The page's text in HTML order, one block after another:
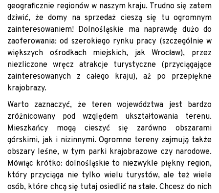
geograficznie regionów w naszym kraju. Trudno się zatem
dziwić, że domy na sprzedaż cieszą się tu ogromnym
zainteresowaniem! Dolnośląskie ma naprawdę dużo do
zaoferowania: od szerokiego rynku pracy (szczególnie w
większych ośrodkach miejskich, jak Wrocław), przez
niezliczone wręcz atrakcje turystyczne (przyciągające
zainteresowanych z całego kraju), aż po przepiękne
krajobrazy.
Warto zaznaczyć, że teren województwa jest bardzo
zróżnicowany pod względem ukształtowania terenu.
Mieszkańcy mogą cieszyć się zarówno obszarami
górskimi, jak i nizinnymi. Ogromne tereny zajmują także
obszary leśne, w tym parki krajobrazowe czy narodowe.
Mówiąc krótko: dolnośląskie to niezwykle piękny region,
który przyciąga nie tylko wielu turystów, ale też wiele
osób, które chcą się tutaj osiedlić na stałe. Chcesz do nich